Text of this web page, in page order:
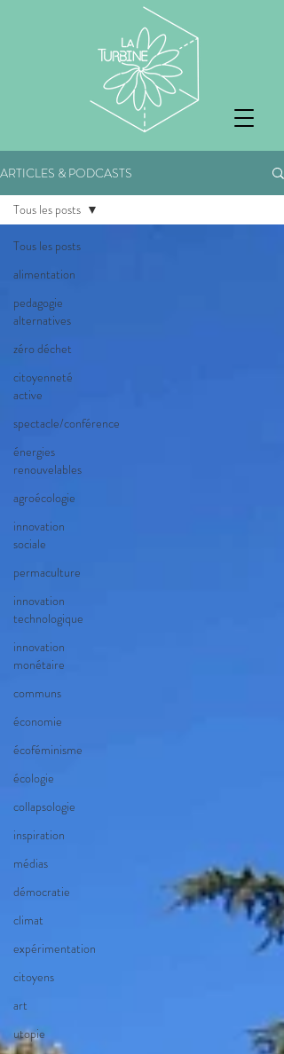
ARTICLES & PODCASTS
Tous les posts
alimentation
pedagogie
alternatives
zéro déchet
citoyenneté
active
spectacle/conférence
énergies
renouvelables
agroécologie
innovation
sociale
permaculture
innovation
technologique
innovation
monétaire
communs
économie
écoféminisme
écologie
collapsologie
inspiration
médias
démocratie
climat
expérimentation
citoyens
art
utopie
Tous les posts